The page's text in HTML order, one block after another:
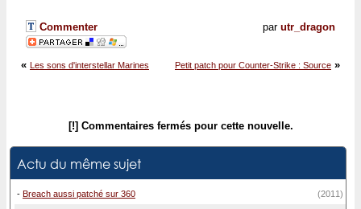
par utr_dragon
Commenter
Petit patch pour Counter-Strike : Source »
« Les sons d'interstellar Marines
[!] Commentaires fermés pour cette nouvelle.
Actu du même sujet
- Breach aussi patché sur 360 (2011)